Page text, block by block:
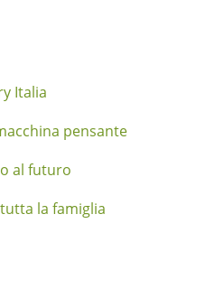
Italia
pensante
al futuro
la famiglia